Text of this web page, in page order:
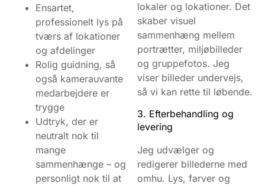
Ensartet,
professionelt lys på
tværs af lokationer
og afdelinger
Rolig guidning, så
også kamerauvante
medarbejdere er
trygge
Udtryk, der er
neutralt nok til
mange
sammenhænge – og
personligt nok til at
lokaler og lokationer. Det
skaber visuel
sammenhæng mellem
portrætter, miljøbilleder
og gruppefotos. Jeg
viser billeder undervejs,
så vi kan rette til løbende.
3. Efterbehandling og
levering
Jeg udvælger og
redigerer billederne med
omhu. Lys, farver og